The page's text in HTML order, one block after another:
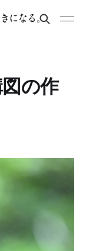
の作